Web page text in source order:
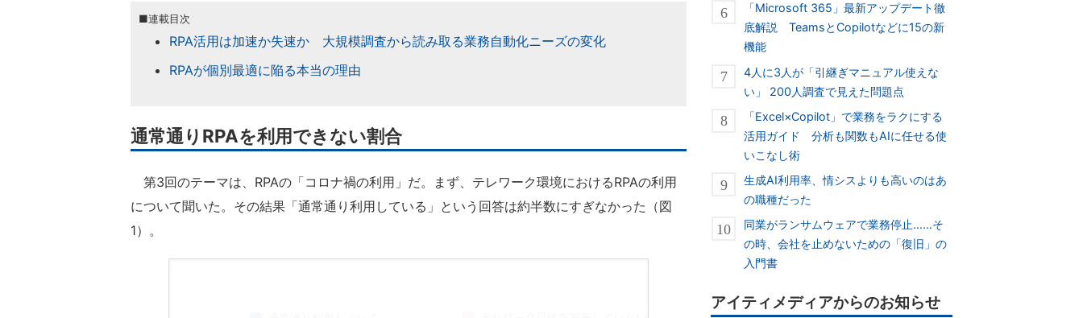
■連載目次
RPA活用は加速か失速か 大規模調査から読み取る業務自動化ニーズの変化
RPAが個別最適に陥る本当の理由
通常通りRPAを利用できない割合
第3回のテーマは、RPAの「コロナ禍の利用」だ。まず、テレワーク環境におけるRPAの利用
について聞いた。その結果「通常通り利用している」という回答は約半数にすぎなかった（図
1）。
「Microsoft 365」最新アップデート徹
底解説 TeamsとCopilotなどに15の新
機能
4人に3人が「引継ぎマニュアル使えな
い」 200人調査で見えた問題点
「Excel×Copilot」で業務をラクにする
活用ガイド 分析も関数もAIに任せる使
いこなし術
生成AI利用率、情シスよりも高いのはあ
の職種だった
同業がランサムウェアで業務停止……そ
の時、会社を止めないための「復旧」の
入門書
アイティメディアからのお知らせ